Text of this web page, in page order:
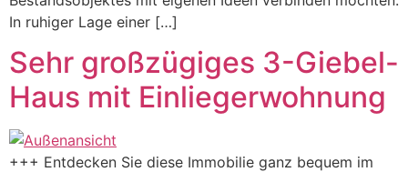
In ruhiger Lage einer […]
Sehr großzügiges 3-Giebel-
Haus mit Einliegerwohnung
+++ Entdecken Sie diese Immobilie ganz bequem im